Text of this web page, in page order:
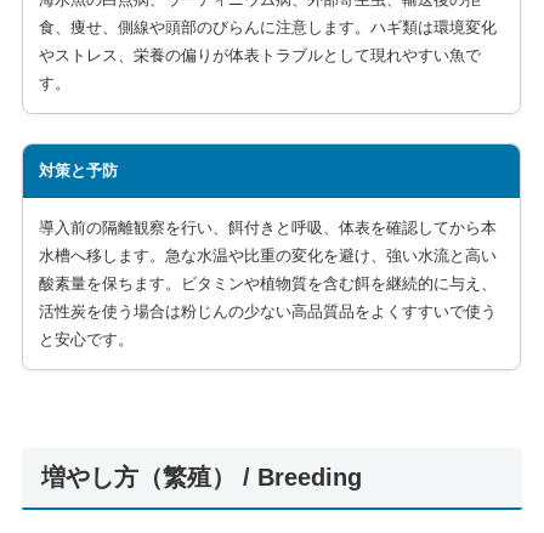
食、痩せ、側線や頭部のびらんに注意します。ハギ類は環境変化
やストレス、栄養の偏りが体表トラブルとして現れやすい魚で
す。
対策と予防
導入前の隔離観察を行い、餌付きと呼吸、体表を確認してから本
水槽へ移します。急な水温や比重の変化を避け、強い水流と高い
酸素量を保ちます。ビタミンや植物質を含む餌を継続的に与え、
活性炭を使う場合は粉じんの少ない高品質品をよくすすいで使う
と安心です。
増やし方（繁殖） / Breeding